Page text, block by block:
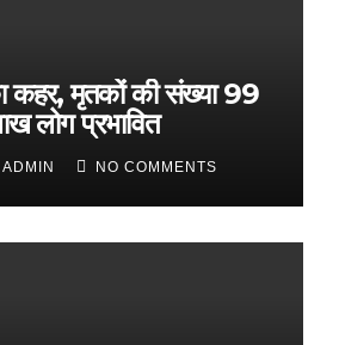
कहर, मृतकों की संख्या 99
लोग प्रभावित
ADMIN NO COMMENTS